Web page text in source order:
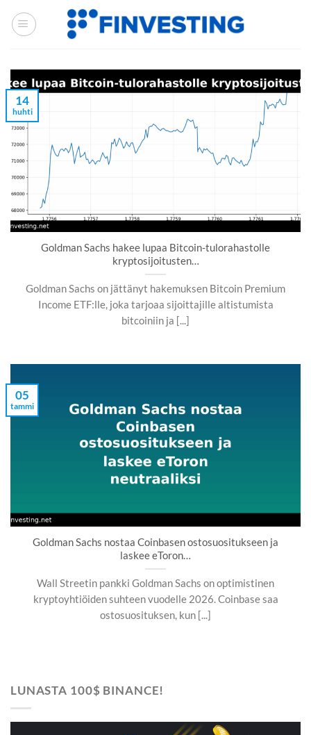
Siirry
sisältöön
Goldman Sachs hakee lupaa Bitcoin-tulorahastolle
kryptosijoitusten…
Goldman Sachs on jättänyt hakemuksen Bitcoin Premium
Income ETF:lle, joka tarjoaa sijoittajille altistumista
bitcoiniin ja [...]
14
huhti
Goldman Sachs nostaa Coinbasen ostosuositukseen ja
laskee eToron…
Wall Streetin pankki Goldman Sachs on optimistinen
kryptoyhtiöiden suhteen vuodelle 2026. Coinbase saa
ostosuosituksen, kun [...]
05
tammi
LUNASTA 100$ BINANCE!